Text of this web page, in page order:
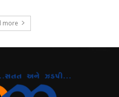
more